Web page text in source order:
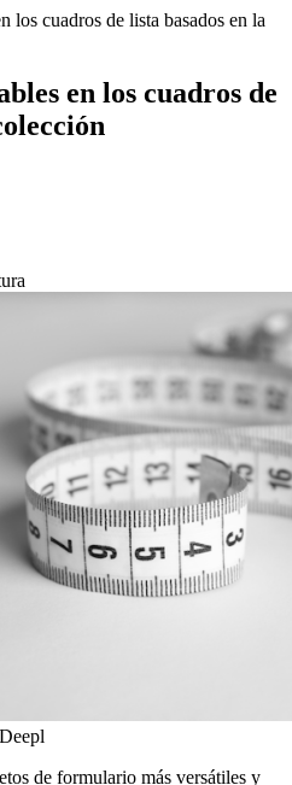
los cuadros de lista basados en la
en los cuadros de
de formulario más versátiles y